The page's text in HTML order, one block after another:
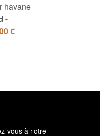
havane
€
vous à notre